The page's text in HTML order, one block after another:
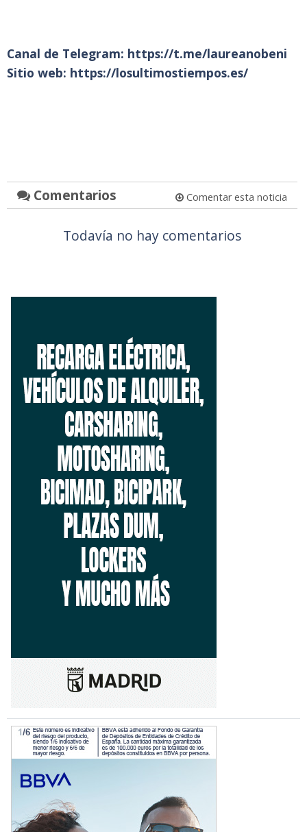
Canal de Telegram: https://t.me/laureanobeni
Sitio web: https://losultimostiempos.es/
Comentarios Comentar esta noticia
Todavía no hay comentarios